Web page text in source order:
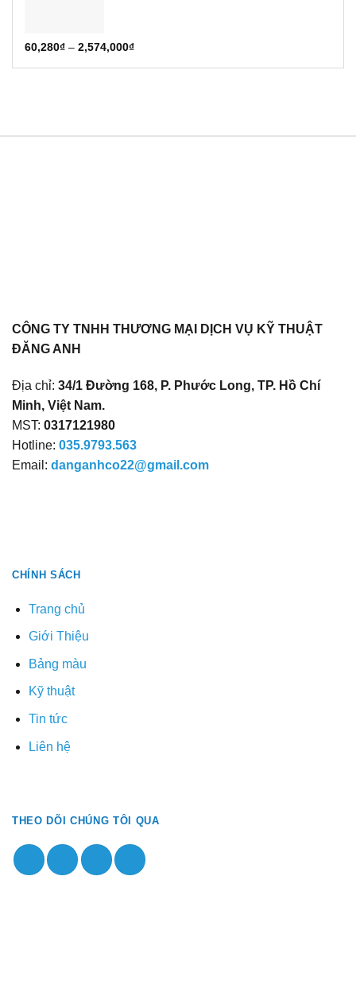
60,280₫ – 2,574,000₫Khoảng
2,574,000₫
CÔNG TY TNHH THƯƠNG MẠI DỊCH VỤ KỸ THUẬT
ĐĂNG ANH
Địa chỉ: 34/1 Đường 168, P. Phước Long, TP. Hồ Chí
Minh, Việt Nam.
MST: 0317121980
Hotline: 035.9793.563
Email: danganhco22@gmail.com
CHÍNH SÁCH
Trang chủ
Giới Thiệu
Bảng màu
Kỹ thuật
Tin tức
Liên hệ
THEO DÕI CHÚNG TÔI QUA